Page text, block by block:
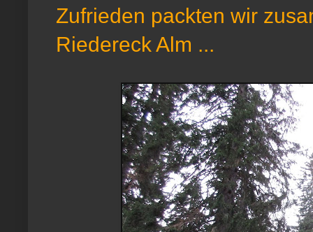
Zufrieden packten wir
Riedereck Alm ...